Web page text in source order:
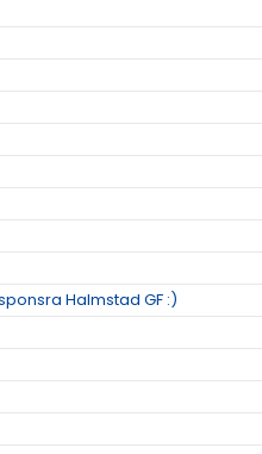
Halmstad GF :)